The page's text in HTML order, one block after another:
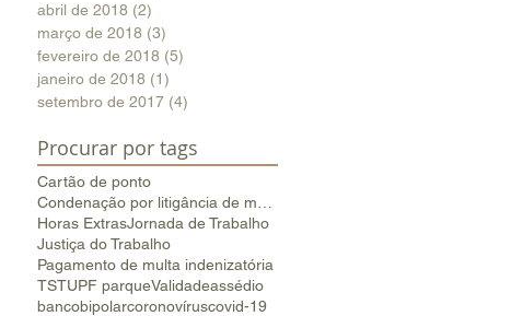
abril de 2018 (2)
março de 2018 (3)
fevereiro de 2018 (5)
janeiro de 2018 (1)
setembro de 2017 (4)
Procurar por tags
Cartão de ponto
Horas ExtrasJornada de Trabalho
Justiça do Trabalho
Pagamento de multa indenizatória
TSTUPF parqueValidadeassédio
bancobipolarcoronovíruscovid-19